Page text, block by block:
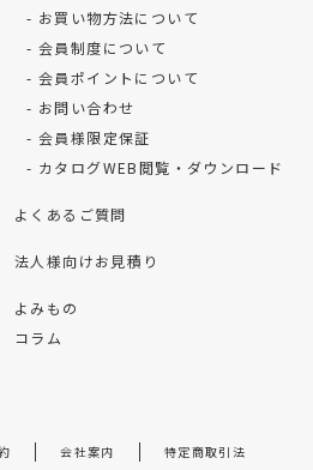
お買い物方法について
会員制度について
会員ポイントについて
お問い合わせ
会員様限定保証
カタログWEB閲覧・ダウンロード
よくあるご質問
法人様向けお見積り
よみもの
コラム
会社案内 特定商取引法